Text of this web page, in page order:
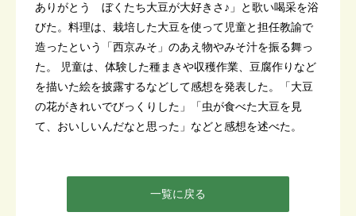
ありがとう ぼくたち大豆が大好きさ♪」と歌い喝采を浴
びた。料理は、栽培した大豆を使って児童と担任教諭で
造ったという「西京みそ」のあえ物やみそ汁を振る舞っ
た。 児童は、体験した種まきや収穫作業、豆腐作りなど
を描いた絵を披露するなどして感想を発表した。「大豆
の花がきれいでびっくりした」「虫が食べた大豆を見
て、おいしいんだなと思った」などと感想を述べた。
一覧に戻る